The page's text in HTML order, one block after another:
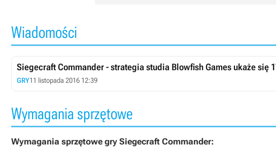
Wiadomości
Siegecraft Commander - strategia studia Blowfish Games ukaże
GRY11 listopada 2016 12:39
Wymagania sprzętowe
Wymagania sprzętowe gry Siegecraft Commander: